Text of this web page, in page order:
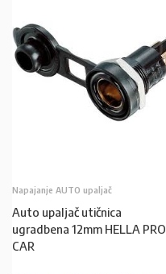
Napajanje AUTO upaljač
Auto upaljač utičnica
ugradbena 12mm HELLA PRO
CAR